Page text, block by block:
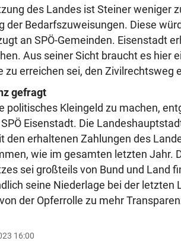
des Landes ist Steiner weniger
der Bedarfszuweisungen. Diese
an SPÖ-Gemeinden. Eisenstadt
Aus seiner Sicht braucht es hier
zu erreichen sei, den Zivilrechtsweg
gefragt
politisches Kleingeld zu machen,
Eisenstadt. Die
den erhaltenen Zahlungen des
wie im gesamten letzten Jahr.
sei großteils von Bund und Land
seine Niederlage bei der letzten
der Opferrolle zu mehr
16:00